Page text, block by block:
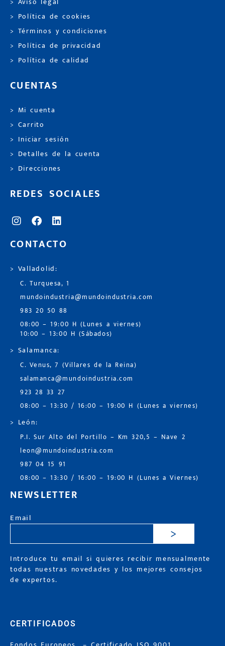
> Política de cookies
> Términos y condiciones
> Política de privacidad
> Política de calidad
CUENTAS
> Mi cuenta
> Carrito
> Iniciar sesión
> Detalles de la cuenta
> Direcciones
REDES SOCIALES
CONTACTO
> Valladolid:
C. Turquesa, 1
mundoindustria@mundoindustria.com
983 20 50 88
08:00 – 19:00 H (Lunes a viernes)
10:00 – 13:00 H (Sábados)
> Salamanca:
C. Venus, 7 (Villares de la Reina)
salamanca@mundoindustria.com
923 28 33 27
08:00 – 13:30 / 16:00 – 19:00 H (Lunes a viernes)
> León:
P.I. Sur Alto del Portillo – Km 320,5 – Nave 2
leon@mundoindustria.com
987 04 15 91
08:00 – 13:30 / 16:00 – 19:00 H (Lunes a Viernes)
NEWSLETTER
Email
>
Introduce tu email si quieres recibir mensualmente
todas nuestras novedades y los mejores consejos
de expertos.
CERTIFICADOS